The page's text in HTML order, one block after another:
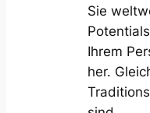
Sie
Ihrem
her.